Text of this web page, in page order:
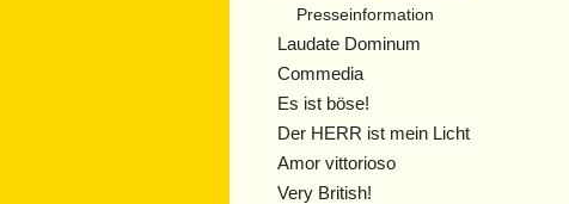
Presseinformation
Laudate Dominum
Commedia
Es ist böse!
Der HERR ist mein Licht
Amor vittorioso
Very British!